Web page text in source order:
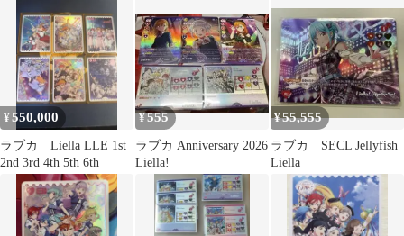
¥550,000
ラブカ Liella LLE 1st
2nd 3rd 4th 5th 6th
¥555
ラブカ Anniversary 2026
Liella!
¥55,555
ラブカ SECL Jellyfish
Liella